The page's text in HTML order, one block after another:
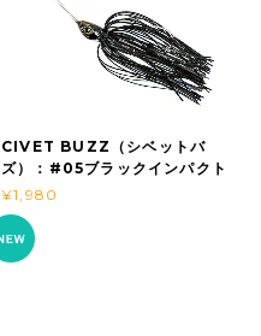
CIVET BUZZ（シベットバ
ズ）：#05ブラックインパクト
¥1,980